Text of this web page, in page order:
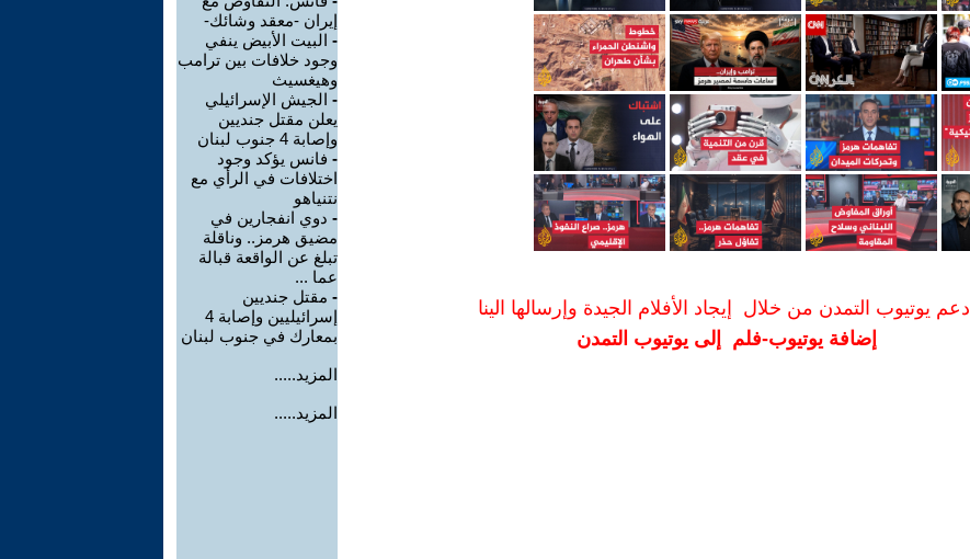
ادعم يوتيوب التمدن من خلال إيجاد الأفلام الجيدة وإرسالها الينا
إضافة يوتيوب-فلم إلى يوتيوب التمدن
إيران -معقد وشائك-
- البيت الأبيض ينفي
وجود خلافات بين ترامب
وهيغسيث
- الجيش الإسرائيلي
يعلن مقتل جنديين
وإصابة 4 جنوب لبنان
- فانس يؤكد وجود
اختلافات في الرأي مع
نتنياهو
- دوي انفجارين في
مضيق هرمز.. وناقلة
تبلغ عن الواقعة قبالة
عما ...
- مقتل جنديين
إسرائيليين وإصابة 4
بمعارك في جنوب لبنان
المزيد.....
المزيد.....